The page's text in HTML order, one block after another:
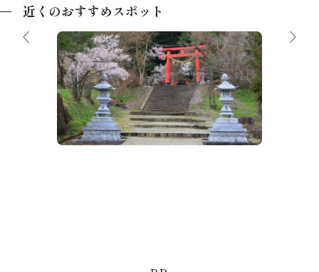
近くのおすすめスポット
飛騨東照宮